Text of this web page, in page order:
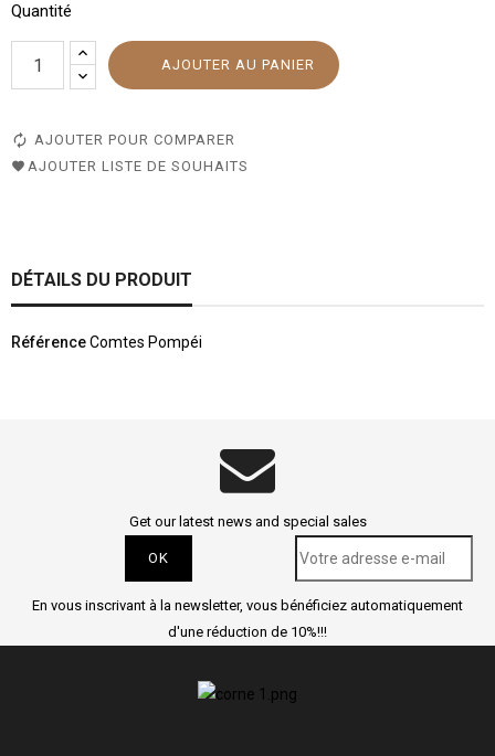
Quantité
AJOUTER AU PANIER
AJOUTER POUR COMPARER
AJOUTER LISTE DE SOUHAITS
DÉTAILS DU PRODUIT
RéférenceComtes Pompéi
Get our latest news and special sales
En vous inscrivant à la newsletter, vous bénéficiez automatiquement
d'une réduction de 10%!!!